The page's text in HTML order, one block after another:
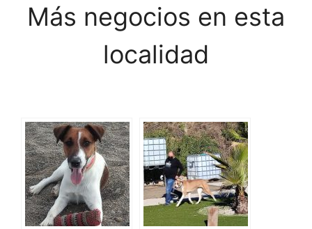
Más negocios en esta
localidad